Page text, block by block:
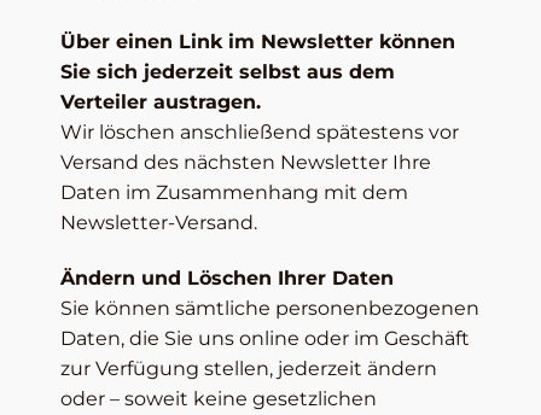
Über einen Link im Newsletter können
Sie sich jederzeit selbst aus dem
Verteiler austragen.
Wir löschen anschließend spätestens vor
Versand des nächsten Newsletter Ihre
Daten im Zusammenhang mit dem
Newsletter-Versand.
Ändern und Löschen Ihrer Daten
Sie können sämtliche personenbezogenen
Daten, die Sie uns online oder im Geschäft
zur Verfügung stellen, jederzeit ändern
oder – soweit keine gesetzlichen